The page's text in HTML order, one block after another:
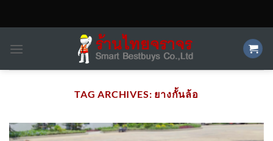
TAG ARCHIVES: ยางกั้นล้อ